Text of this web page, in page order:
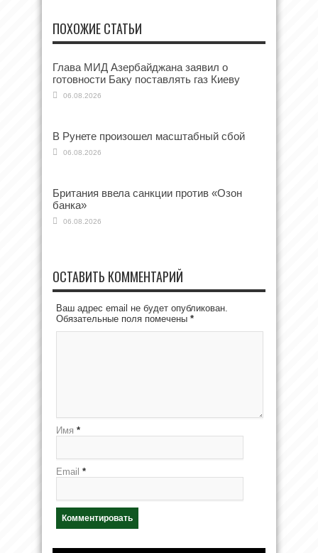
ПОХОЖИЕ СТАТЬИ
Глава МИД Азербайджана заявил о
готовности Баку поставлять газ Киеву
06.08.2026
В Рунете произошел масштабный сбой
06.08.2026
Британия ввела санкции против «Озон
банка»
06.08.2026
ОСТАВИТЬ КОММЕНТАРИЙ
Ваш адрес email не будет опубликован.
Обязательные поля помечены *
Имя *
Email *